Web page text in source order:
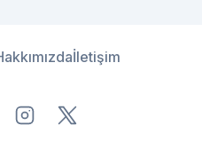
İletişim